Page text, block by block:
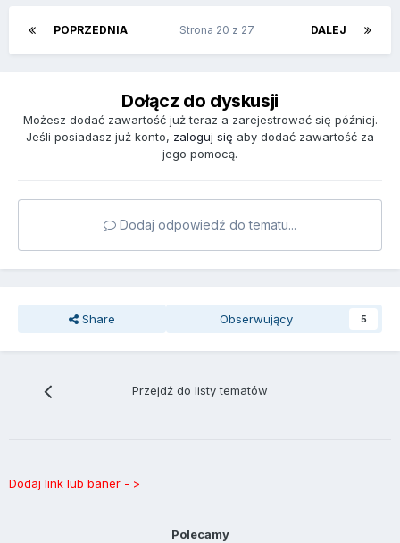
POPRZEDNIA DALEJ
Strona 20 z 27
Dołącz do dyskusji
Możesz dodać zawartość już teraz a zarejestrować się później.
Jeśli posiadasz już konto, zaloguj się aby dodać zawartość za
jego pomocą.
Dodaj odpowiedź do tematu...
Share Obserwujący 5
Przejdź do listy tematów
Dodaj link lub baner - >
Polecamy